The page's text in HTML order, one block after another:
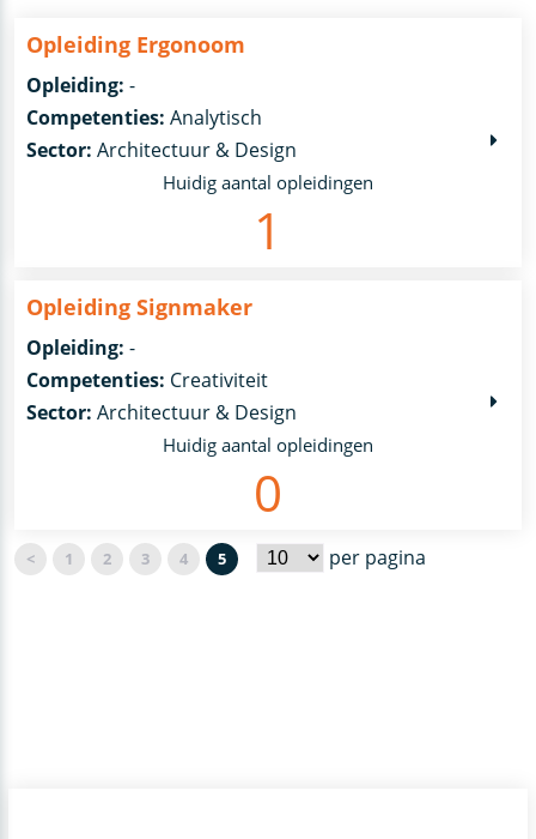
Opleiding Ergonoom
Opleiding: -
Competenties: Analytisch
Sector:Architectuur & Design
Huidig aantal opleidingen
1
Opleiding Signmaker
Opleiding: -
Competenties: Creativiteit
Sector:Architectuur & Design
Huidig aantal opleidingen
0
< 1 2 3 4 5 per pagina